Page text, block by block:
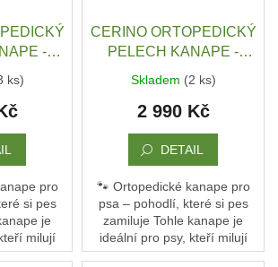
-
- 120
MELÍR
ks)
pro
si pes
je
milují
to jen
CERINO ORTOPEDICKÝ
PELECH KANAPE -
ZÁTĚŽOVÁ LÁTKA - 120
x 90 x 10 - TEMNĚ
HNĚDÁ
Skladem (2 ks)
2 990 Kč
DETAIL
🐾 Ortopedické kanape pro
psa – pohodlí, které si pes
zamiluje Tohle kanape je
ideální pro psy, kteří milují
pohodlí a oporu. Není to jen